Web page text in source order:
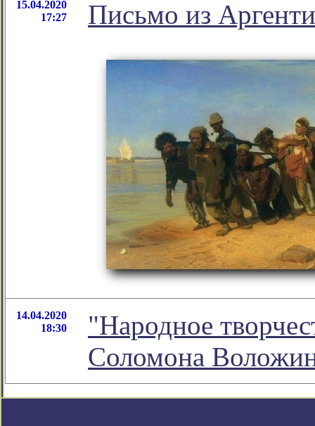
15.04.2020
17:27
Письмо из
14.04.2020
18:30
"Народное
Соломона